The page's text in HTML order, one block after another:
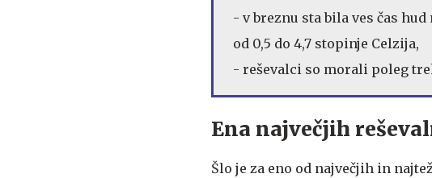
- v breznu sta bila ves čas
od 0,5 do 4,7 stopinje Celzija,
- reševalci so morali poleg
Ena največjih
Šlo je za eno od največjih in